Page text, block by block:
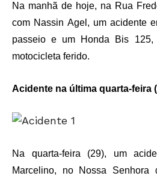
Na manhã de hoje, na Rua
com Nassin Agel, um acidente
passeio e um Honda Bis
motocicleta ferido.
Acidente na última quarta-feira
Na quarta-feira (29), um
Marcelino, no Nossa Senhora